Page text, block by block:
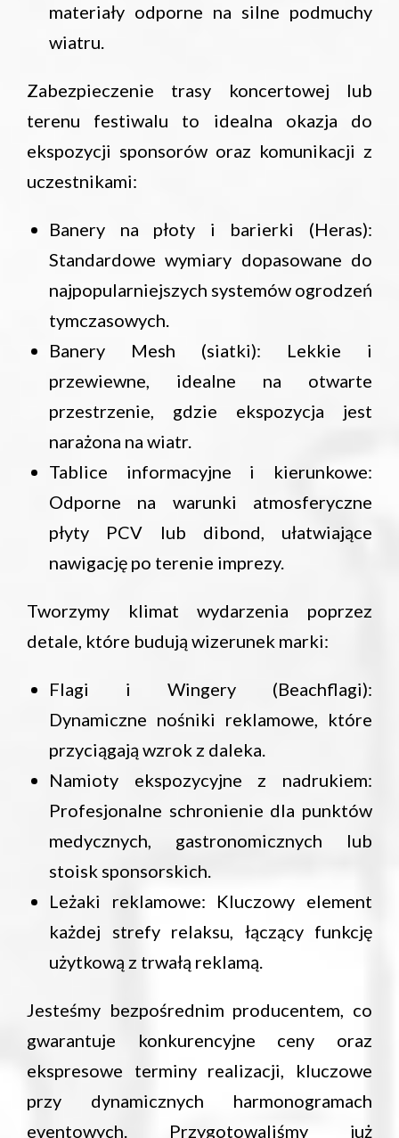
materiały odporne na silne podmuchy
wiatru.
Zabezpieczenie trasy koncertowej lub
terenu festiwalu to idealna okazja do
ekspozycji sponsorów oraz komunikacji z
uczestnikami:
Banery na płoty i barierki (Heras):
Standardowe wymiary dopasowane do
najpopularniejszych systemów ogrodzeń
tymczasowych.
Banery Mesh (siatki): Lekkie i
przewiewne, idealne na otwarte
przestrzenie, gdzie ekspozycja jest
narażona na wiatr.
Tablice informacyjne i kierunkowe:
Odporne na warunki atmosferyczne
płyty PCV lub dibond, ułatwiające
nawigację po terenie imprezy.
Tworzymy klimat wydarzenia poprzez
detale, które budują wizerunek marki:
Flagi i Wingery (Beachflagi):
Dynamiczne nośniki reklamowe, które
przyciągają wzrok z daleka.
Namioty ekspozycyjne z nadrukiem:
Profesjonalne schronienie dla punktów
medycznych, gastronomicznych lub
stoisk sponsorskich.
Leżaki reklamowe: Kluczowy element
każdej strefy relaksu, łączący funkcję
użytkową z trwałą reklamą.
Jesteśmy bezpośrednim producentem, co
gwarantuje konkurencyjne ceny oraz
ekspresowe terminy realizacji, kluczowe
przy dynamicznych harmonogramach
eventowych. Przygotowaliśmy już